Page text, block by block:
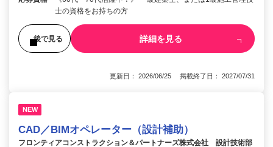
士の資格をお持ちの方
後で見る 詳細を見る
更新日： 2026/06/25 掲載終了日： 2027/07/31
NEW
CAD／BIMオペレーター（設計補助）
フロンティアコンストラクション＆パートナーズ株式会社 設計技術部